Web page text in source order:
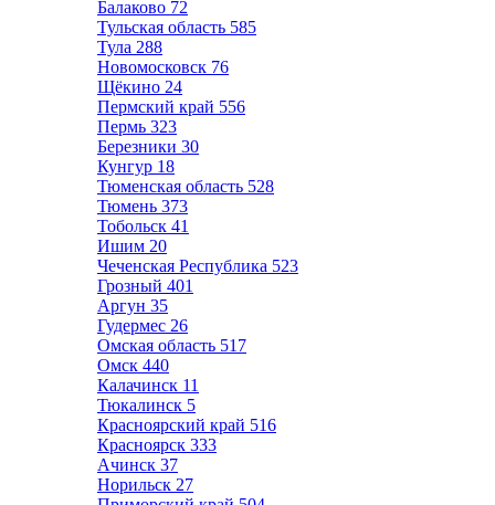
Балаково 72
Тульская область 585
Тула 288
Новомосковск 76
Щёкино 24
Пермский край 556
Пермь 323
Березники 30
Кунгур 18
Тюменская область 528
Тюмень 373
Тобольск 41
Ишим 20
Чеченская Республика 523
Грозный 401
Аргун 35
Гудермес 26
Омская область 517
Омск 440
Калачинск 11
Тюкалинск 5
Красноярский край 516
Красноярск 333
Ачинск 37
Норильск 27